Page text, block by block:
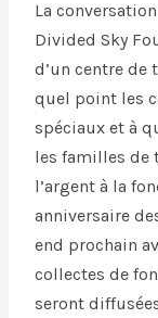
La
Divided Sky
d’un centre de
quel point les
spéciaux et à
les familles de
l’argent à la
anniversaire
end prochain
collectes de
seront